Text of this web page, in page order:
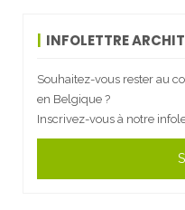
INFOLETTRE
Souhaitez-vous rester au
en Belgique ?
Inscrivez-vous à notre